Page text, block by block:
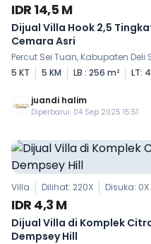
IDR 14,5 M
Dijual Villa Hook 2,5
Cemara Asri
Percut Sei Tuan, Kabupaten Deli
5 KT
5 KM LB : 256 m² LT:
juandi halim
Diperbarui: 04 Sep 2025 15:51
Villa Dilihat: 220X Disuka: 0X
IDR 4,3 M
Dijual Villa di Komplek
Dempsey Hill